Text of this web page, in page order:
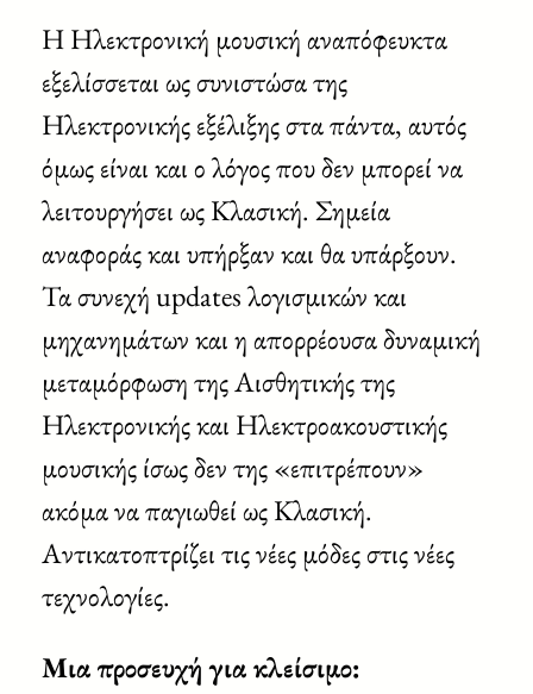
Η Ηλεκτρονική μουσική αναπόφευκτα
εξελίσσεται ως συνιστώσα της
Ηλεκτρονικής εξέλιξης στα πάντα, αυτός
όμως είναι και ο λόγος που δεν μπορεί να
λειτουργήσει ως Κλασική. Σημεία
αναφοράς και υπήρξαν και θα υπάρξουν.
Τα συνεχή updates λογισμικών και
μηχανημάτων και η απορρέουσα δυναμική
μεταμόρφωση της Αισθητικής της
Ηλεκτρονικής και Ηλεκτροακουστικής
μουσικής ίσως δεν της «επιτρέπουν»
ακόμα να παγιωθεί ως Κλασική.
Αντικατοπτρίζει τις νέες μόδες στις νέες
τεχνολογίες.
Μια προσευχή για κλείσιμο: